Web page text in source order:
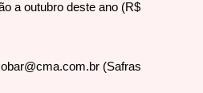
a outubro deste ano (R$
(Safras